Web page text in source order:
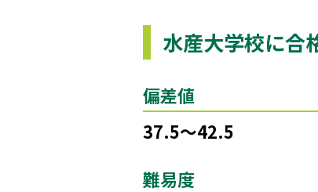
水産大学校に合
偏差値
37.5〜42.5
難易度